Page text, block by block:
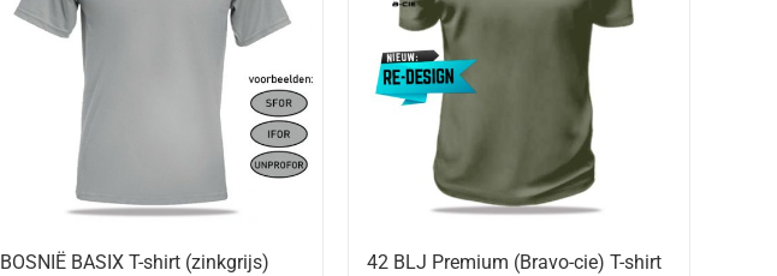
BOSNIË BASIX T-shirt (zinkgrijs) 42 BLJ Premium (Bravo-cie) T-shirt